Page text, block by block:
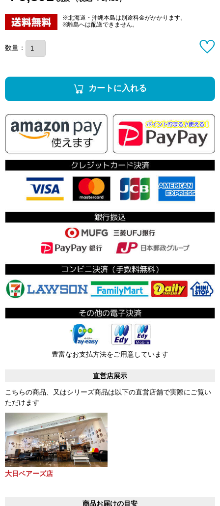
※北海道・沖縄本島は別途料金がかかります。
※離島へは配送できません。
数量：
カートに入れる
豊富なお支払方法をご用意しています
直営店展示
こちらの商品、又はシリーズ商品は以下の直営店舗で実際にご覧い
ただけます
大日ベアーズ店
商品お届けの目安